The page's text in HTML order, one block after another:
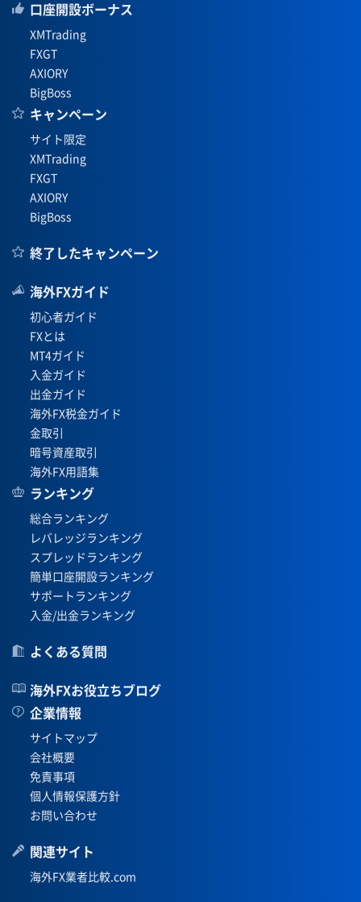
口座開設ボーナス
XMTrading
FXGT
AXIORY
BigBoss
キャンペーン
サイト限定
XMTrading
FXGT
AXIORY
BigBoss
終了したキャンペーン
海外FXガイド
初心者ガイド
FXとは
MT4ガイド
入金ガイド
出金ガイド
海外FX税金ガイド
金取引
暗号資産取引
海外FX用語集
ランキング
総合ランキング
レバレッジランキング
スプレッドランキング
簡単口座開設ランキング
サポートランキング
入金/出金ランキング
よくある質問
海外FXお役立ちブログ
企業情報
サイトマップ
会社概要
免責事項
個人情報保護方針
お問い合わせ
関連サイト
海外FX業者比較.com